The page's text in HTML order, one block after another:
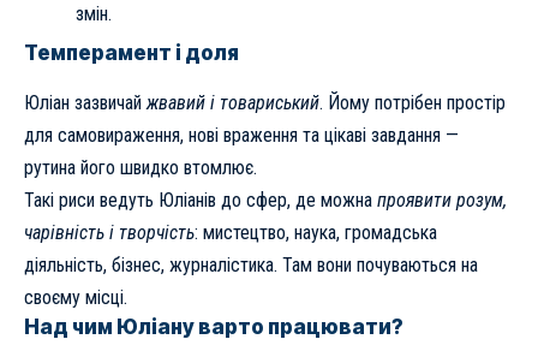
змін.
Темперамент і доля
Юліан зазвичай жвавий і товариський. Йому потрібен простір
для самовираження, нові враження та цікаві завдання —
рутина його швидко втомлює.
Такі риси ведуть Юліанів до сфер, де можна проявити розум,
чарівність і творчість: мистецтво, наука, громадська
діяльність, бізнес, журналістика. Там вони почуваються на
своєму місці.
Над чим Юліану варто працювати?